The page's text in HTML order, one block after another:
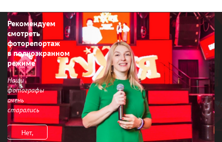
Рекомендуем
смотреть
фоторепортаж
в полноэкранном
режиме
Наши
фотографы
очень
старались
Нет,